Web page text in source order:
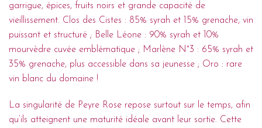
garrigue, épices, fruits noirs et grande capacité de
vieillissement. Clos des Cistes : 85% syrah et 15% grenache, vin
puissant et structuré ; Belle Léone : 90% syrah et 10%
mourvèdre cuvée emblématique ; Marlène N°3 : 65% syrah et
35% grenache, plus accessible dans sa jeunesse ; Oro : rare
vin blanc du domaine !
La singularité de Peyre Rose repose surtout sur le temps, afin
qu’ils atteignent une maturité idéale avant leur sortie. Cette